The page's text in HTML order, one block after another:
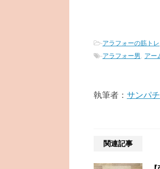
-アラフォーの筋トレ
-アラフォー男 , アー
執筆者： サンパチ
関連記事